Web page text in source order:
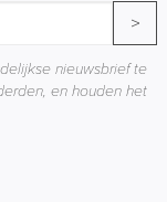
>
nieuwsbrief te
en houden het